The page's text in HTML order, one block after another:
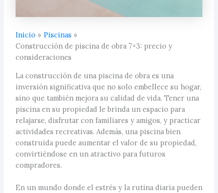
Inicio
Piscinas
Construcción de piscina de obra 7×3: precio y
consideraciones
La construcción de una piscina de obra es una
inversión significativa que no solo embellece su hogar,
sino que también mejora su calidad de vida. Tener una
piscina en su propiedad le brinda un espacio para
relajarse, disfrutar con familiares y amigos, y practicar
actividades recreativas. Además, una piscina bien
construida puede aumentar el valor de su propiedad,
convirtiéndose en un atractivo para futuros
compradores.
En un mundo donde el estrés y la rutina diaria pueden